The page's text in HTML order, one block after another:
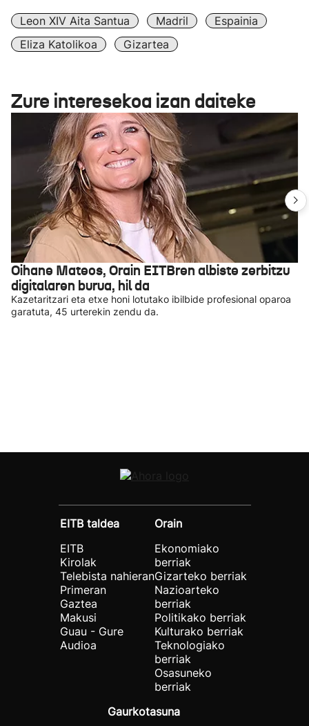
Leon XIV Aita Santua Madril
Espainia
Eliza Katolikoa
Gizartea
Zure interesekoa izan daiteke
Oihane Mateos, Orain EITBren albiste zerbitzu
digitalaren burua, hil da
Kazetaritzari eta etxe honi lotutako ibilbide profesional oparoa
garatuta, 45 urterekin zendu da.
EITB taldea
EITB
Kirolak
Telebista nahieran
Primeran
Gaztea
Makusi
Guau - Gure
Audioa
Orain
Ekonomiako
berriak
Gizarteko berriak
Nazioarteko
berriak
Politikako berriak
Kulturako berriak
Teknologiako
berriak
Osasuneko
berriak
Gaurkotasuna